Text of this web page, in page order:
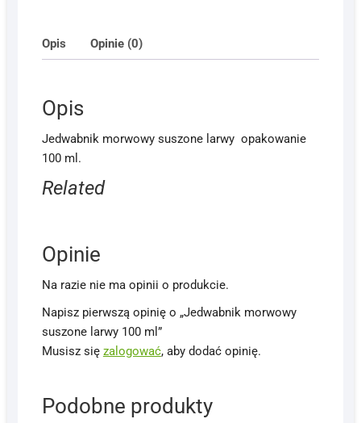
Opis Opinie (0)
Opis
Jedwabnik morwowy suszone larwy opakowanie
100 ml.
Related
Opinie
Na razie nie ma opinii o produkcie.
Napisz pierwszą opinię o „Jedwabnik morwowy
suszone larwy 100 ml”
Musisz się zalogować, aby dodać opinię.
Podobne produkty